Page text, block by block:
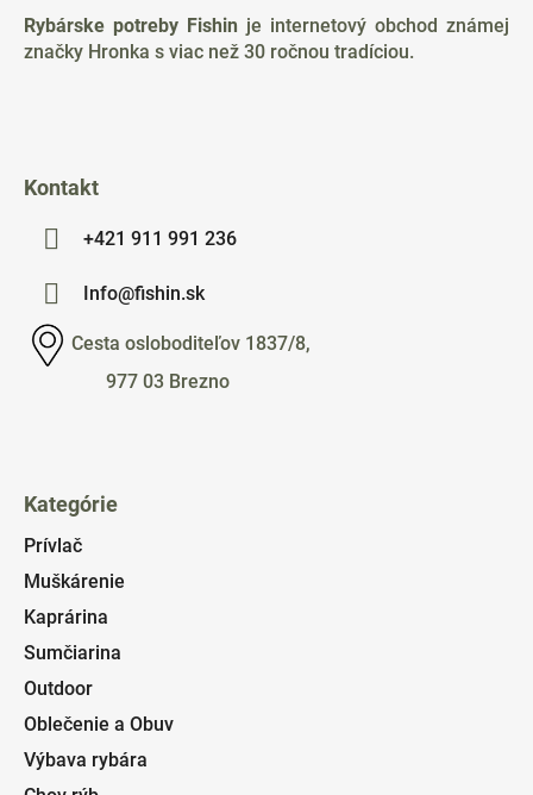
Rybárske potreby Fishin je internetový obchod známej
značky Hronka s viac než 30 ročnou tradíciou.
Kontakt
+421 911 991 236
Info@fishin.sk
Cesta osloboditeľov 1837/8,
977 03 Brezno
Kategórie
Prívlač
Muškárenie
Kaprárina
Sumčiarina
Outdoor
Oblečenie a Obuv
Výbava rybára